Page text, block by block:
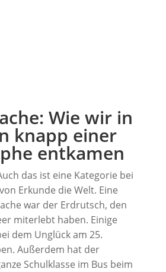
Wie wir in
knapp einer
entkamen
das ist eine Kategorie bei
Erkunde die Welt. Eine
war der Erdrutsch, den
miterlebt haben. Einige
dem Unglück am 25.
Außerdem hat der
Schulklasse im Bus beim